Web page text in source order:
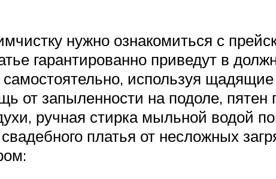
нужно ознакомиться с
гарантированно приведут в
используя
от запыленности на подоле, пятен
ручная стирка мыльной водой
платья от несложных